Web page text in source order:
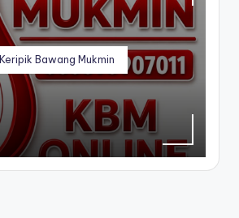
Keripik Bawang Mukmin